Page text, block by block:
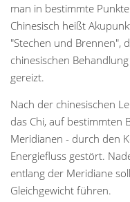
man in bestimmte
Chinesisch heißt
"Stechen und Brennen",
chinesischen
gereizt.
Nach der chinesischen
das Chi, auf bestimmten
Meridianen - durch den
Energiefluss gestört.
entlang der Meridiane
Gleichgewicht führen.